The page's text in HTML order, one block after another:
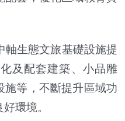
生態文旅基礎設施提
及配套建築、小品雕
施等，不斷提升區域功
環境。